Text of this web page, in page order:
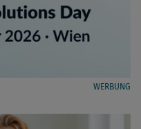
WERBUNG